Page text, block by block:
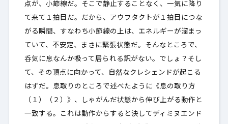
点が、小節線だ。そこで静止することなく、一気に降り
て来て１拍目だ。だから、アウフタクトが１拍目につな
がる瞬間、すなわち小節線の上は、エネルギーが溜まっ
ていて、不安定、まさに緊張状態だ。そんなところで、
呑気に息なんか吸って居られる訳がない。でしょ？そし
て、その頂点に向かって、自然なクレシェンドが起こる
はずだ。息取りのところで述べたように《息の取り方
（１）（２）》、しゃがんだ状態から伸び上がる動作と
一致する。これは動作からすると決してディミヌエンド